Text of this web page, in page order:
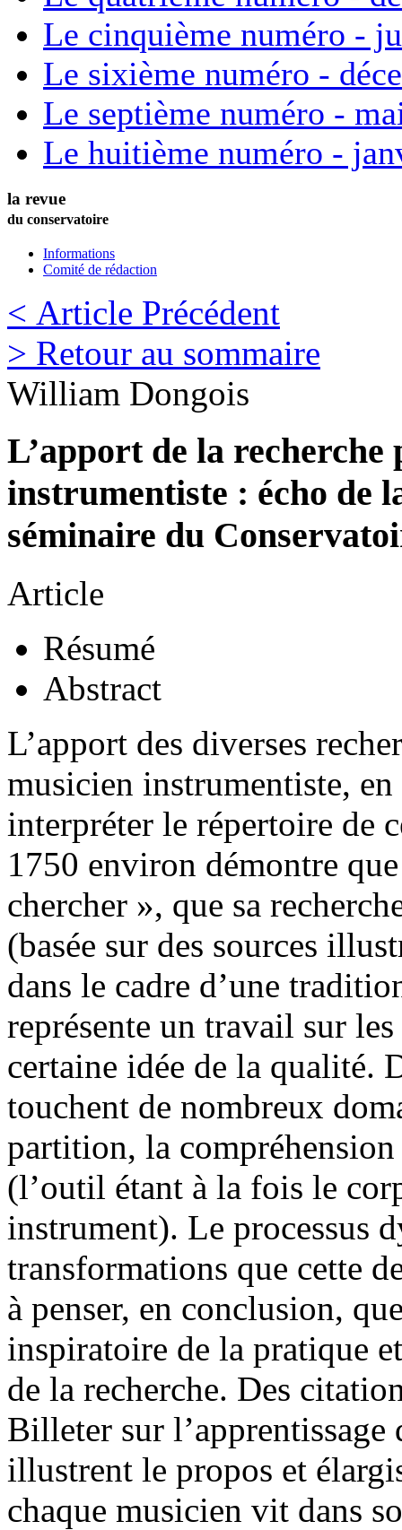
Le cinquième numéro -
Le sixième numéro -
Le septième numéro -
Le huitième numéro -
la revue
du conservatoire
Informations
Comité de rédaction
< Article Précédent
> Retour au sommaire
William Dongois
L’apport de la
instrumentiste : écho de
séminaire du
Article
Résumé
Abstract
L’apport des diverses
musicien instrumentiste,
interpréter le répertoire de
1750 environ démontre
chercher », que sa
(basée sur des sources
dans le cadre d’une
représente un travail sur
certaine idée de la qualité.
touchent de nombreux
partition, la
(l’outil étant à la fois le
instrument). Le processus
transformations que cette
à penser, en conclusion,
inspiratoire de la pratique
de la recherche. Des
Billeter sur
illustrent le propos et
chaque musicien vit dans